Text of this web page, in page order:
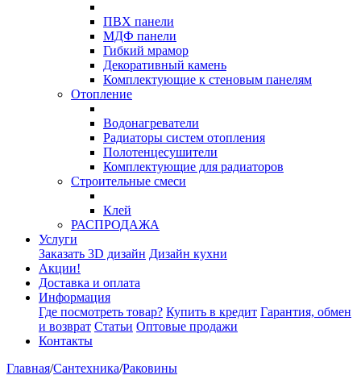
ПВХ панели
МДФ панели
Гибкий мрамор
Декоративный камень
Комплектующие к стеновым панелям
Отопление
Водонагреватели
Радиаторы систем отопления
Полотенцесушители
Комплектующие для радиаторов
Строительные смеси
Клей
РАСПРОДАЖА
Услуги
Заказать 3D дизайн Дизайн кухни
Акции!
Доставка и оплата
Информация
Где посмотреть товар? Купить в кредит Гарантия, обмен
и возврат Статьи Оптовые продажи
Контакты
Главная/Сантехника/Раковины